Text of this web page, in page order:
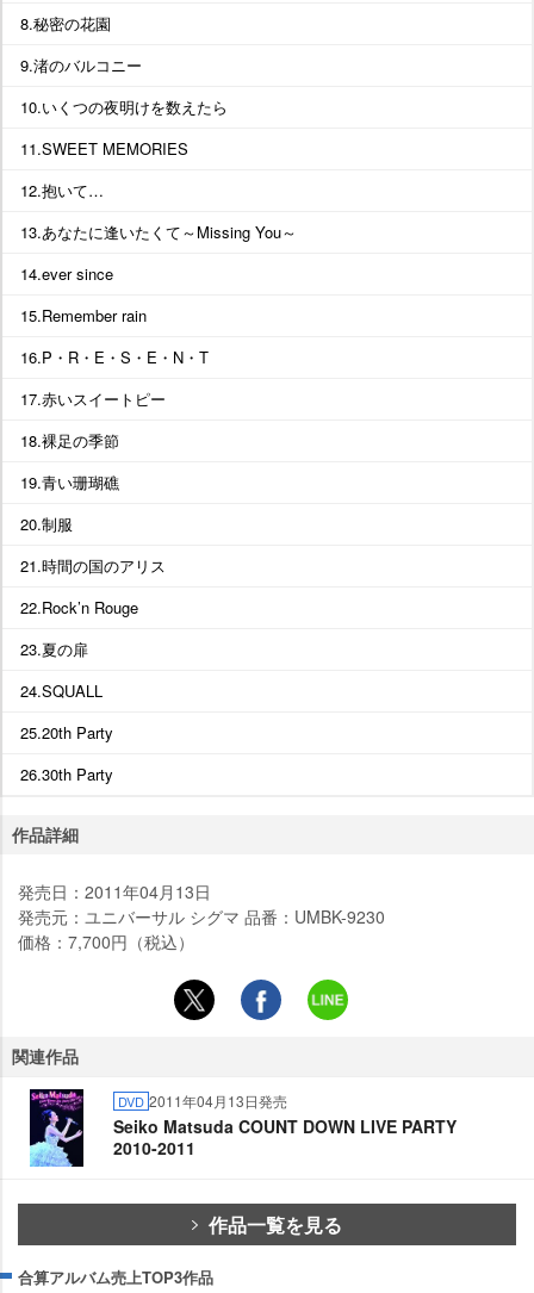
8.秘密の花園
9.渚のバルコニー
10.いくつの夜明けを数えたら
11.SWEET MEMORIES
12.抱いて…
13.あなたに逢いたくて～Missing You～
14.ever since
15.Remember rain
16.P・R・E・S・E・N・T
17.赤いスイートピー
18.裸足の季節
19.青い珊瑚礁
20.制服
21.時間の国のアリス
22.Rock’n Rouge
23.夏の扉
24.SQUALL
25.20th Party
26.30th Party
作品詳細
発売日：2011年04月13日
発売元：ユニバーサル シグマ 品番：UMBK-9230
価格：7,700円（税込）
関連作品
DVD 2011年04月13日発売
Seiko Matsuda COUNT DOWN LIVE PARTY
2010-2011
作品一覧を見る
合算アルバム売上TOP3作品